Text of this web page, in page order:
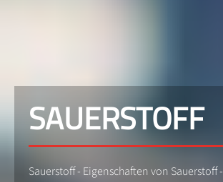
SAUERSTOFF
Sauerstoff - Eigenschaften von Sauerstoff -